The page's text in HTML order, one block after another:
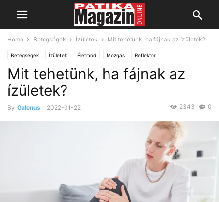
Home Betegségek Ízületek Mit tehetünk, ha fájnak az ízületek?
Betegségek Ízületek Életmód Mozgás Reflektor
Mit tehetünk, ha fájnak az
ízületek?
By Galenus - 2022-01-22 0
2343